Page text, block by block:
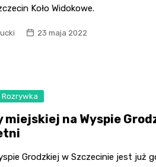
Koło Widokowe.
23 maja 2022
Rozrywka
miejskiej na Wyspie
Grodzkiej w Szczecinie jest już